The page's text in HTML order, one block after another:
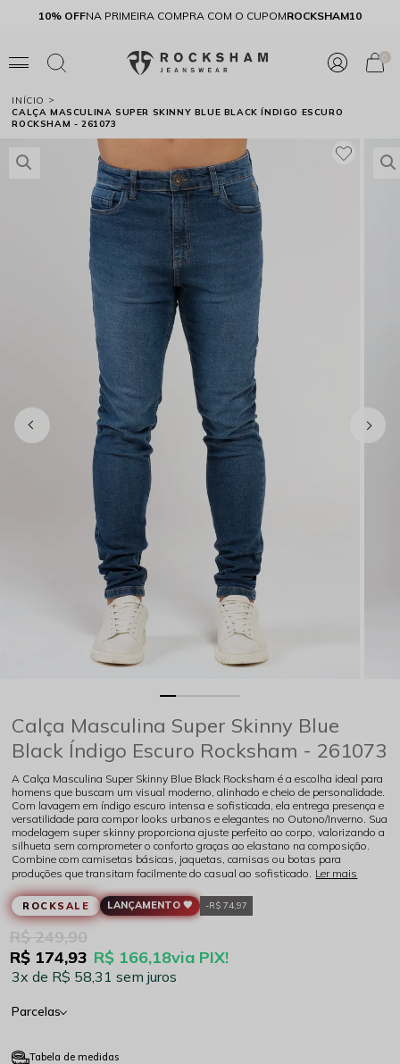
10% OFFNA PRIMEIRA COMPRA COM O CUPOMROCKSHAM10
0
INÍCIO
CALÇA MASCULINA SUPER SKINNY BLUE BLACK ÍNDIGO ESCURO
ROCKSHAM - 261073
Calça Masculina Super Skinny Blue
Black Índigo Escuro Rocksham - 261073
A Calça Masculina Super Skinny Blue Black Rocksham é a escolha ideal para
homens que buscam um visual moderno, alinhado e cheio de personalidade.
Com lavagem em índigo escuro intensa e sofisticada, ela entrega presença e
versatilidade para compor looks urbanos e elegantes no Outono/Inverno. Sua
modelagem super skinny proporciona ajuste perfeito ao corpo, valorizando a
silhueta sem comprometer o conforto graças ao elastano na composição.
Combine com camisetas básicas, jaquetas, camisas ou botas para
produções que transitam facilmente do casual ao sofisticado. Ler mais
ROCKSALE LANÇAMENTO 🖤 R$ 74,97
R$ 166,18via PIX!
R$ 249,90
R$ 174,93
3x R$ 58,31sem juros
Parcelas
Tabela de medidas